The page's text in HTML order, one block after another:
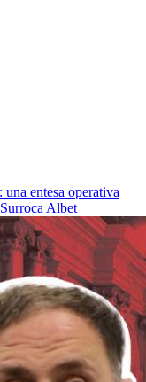
entesa operativa
Albet